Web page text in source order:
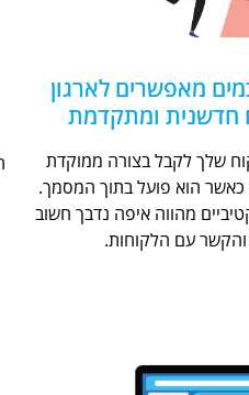
מאפשרים לארגון
חדשנית ומתקדמת
שלך לקבל בצורה ממוקדת
כאשר הוא פועל בתוך המסמך.
מהווה איפה נדבך חשוב
עם הלקוחות.